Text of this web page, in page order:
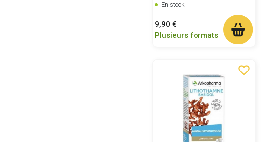
En stock
Prix
9,90 €
Plusieurs formats
favorite_border